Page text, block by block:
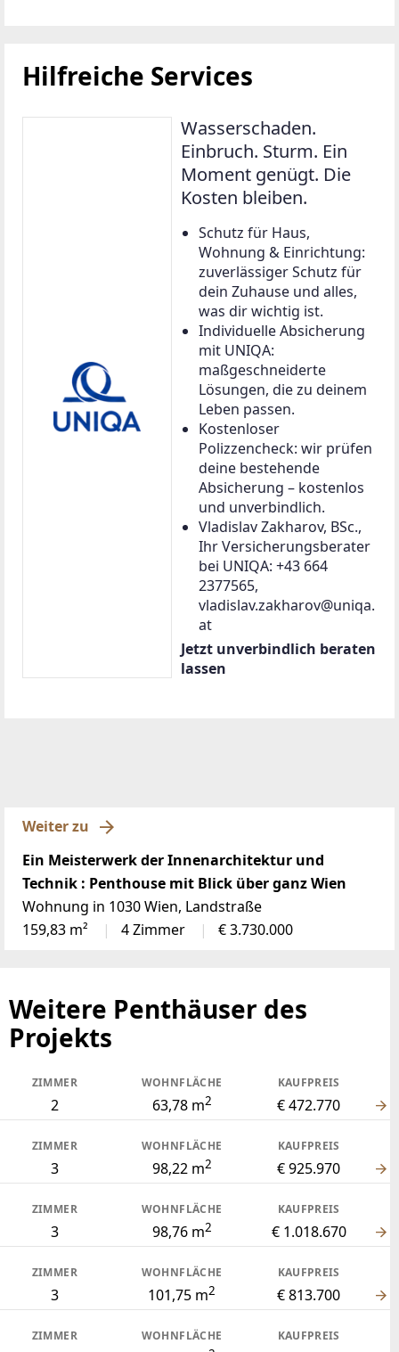
Hilfreiche Services
Wasserschaden.
Einbruch. Sturm. Ein
Moment genügt. Die
Kosten bleiben.
Schutz für Haus,
Wohnung & Einrichtung:
zuverlässiger Schutz für
dein Zuhause und alles,
was dir wichtig ist.
Individuelle Absicherung
mit UNIQA:
maßgeschneiderte
Lösungen, die zu deinem
Leben passen.
Kostenloser
Polizzencheck: wir prüfen
deine bestehende
Absicherung – kostenlos
und unverbindlich.
Vladislav Zakharov, BSc.,
Ihr Versicherungsberater
bei UNIQA: +43 664
2377565,
vladislav.zakharov@uniqa.
at
Jetzt unverbindlich beraten
lassen
Weiter zu
Ein Meisterwerk der Innenarchitektur und
Technik : Penthouse mit Blick über ganz Wien
Wohnung in 1030 Wien, Landstraße
159,83 m²
4 Zimmer € 3.730.000
Weitere Penthäuser des
Projekts
ZIMMER
2
WOHNFLÄCHE
63,78 m2
KAUFPREIS
€ 472.770
ZIMMER
3
WOHNFLÄCHE
98,22 m2
KAUFPREIS
€ 925.970
ZIMMER
3
WOHNFLÄCHE
98,76 m2
KAUFPREIS
€ 1.018.670
ZIMMER
3
WOHNFLÄCHE
101,75 m2
KAUFPREIS
€ 813.700
ZIMMER WOHNFLÄCHE KAUFPREIS